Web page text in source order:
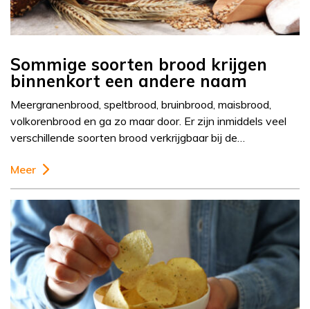
Sommige soorten brood krijgen
binnenkort een andere naam
Meergranenbrood, speltbrood, bruinbrood, maisbrood,
volkorenbrood en ga zo maar door. Er zijn inmiddels veel
verschillende soorten brood verkrijgbaar bij de…
Meer